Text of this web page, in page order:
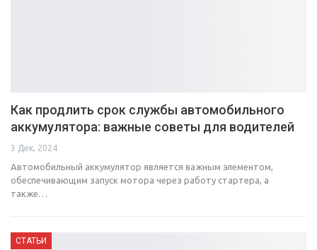
Как продлить срок службы автомобильного
аккумулятора: важные советы для водителей
3 Дек, 2024
Автомобильный аккумулятор является важным элементом,
обеспечивающим запуск мотора через работу стартера, а
также…
СТАТЬИ